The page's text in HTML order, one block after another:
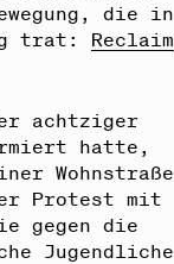
die in
trat: Reclaim
achtziger
hatte,
Wohnstraße
Protest mit
gegen die
Jugendliche